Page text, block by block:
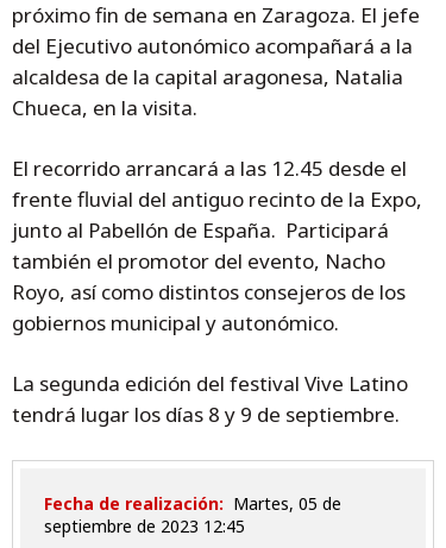
próximo fin de semana en Zaragoza. El jefe
del Ejecutivo autonómico acompañará a la
alcaldesa de la capital aragonesa, Natalia
Chueca, en la visita.
El recorrido arrancará a las 12.45 desde el
frente fluvial del antiguo recinto de la Expo,
junto al Pabellón de España. Participará
también el promotor del evento, Nacho
Royo, así como distintos consejeros de los
gobiernos municipal y autonómico.
La segunda edición del festival Vive Latino
tendrá lugar los días 8 y 9 de septiembre.
Fecha de realización: martes, 05 de
septiembre de 2023 12:45